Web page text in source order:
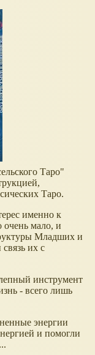
Таро"
Таро.
именно к
очень мало, и
Младших и
их с
инструмент
- всего лишь
энергии
и помогли